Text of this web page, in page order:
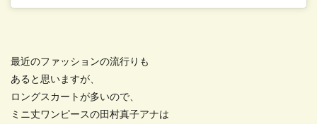
最近のファッションの流行りも
あると思いますが、
ロングスカートが多いので、
ミニ丈ワンピースの田村真子アナは